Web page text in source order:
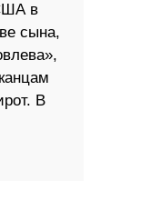
в
сына,
В